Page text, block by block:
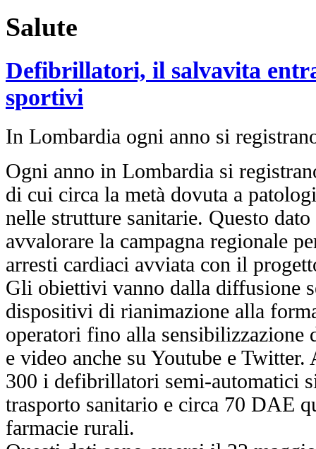
Salute
Defibrillatori, il salvavita
sportivi
In Lombardia ogni anno si
Ogni anno in Lombardia si
di cui circa la metà dovuta a
nelle strutture sanitarie. Questo
avvalorare la campagna regionale
arresti cardiaci avviata con il
Gli obiettivi vanno dalla diffusione
dispositivi di rianimazione alla
operatori fino alla sensibilizzazione
e video anche su Youtube e Twitter.
300 i defibrillatori semi-automatici
trasporto sanitario e circa 70 DAE
farmacie rurali.